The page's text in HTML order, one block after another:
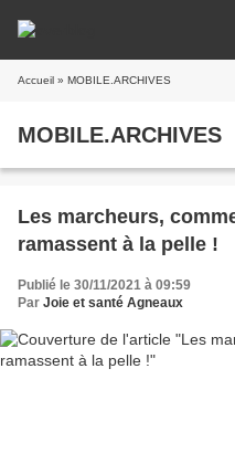
Accueil » MOBILE.ARCHIVES
MOBILE.ARCHIVES
Les marcheurs,
ramassent à la pelle !
Publié le 30/11/2021 à 09:59
Par Joie et santé Agneaux